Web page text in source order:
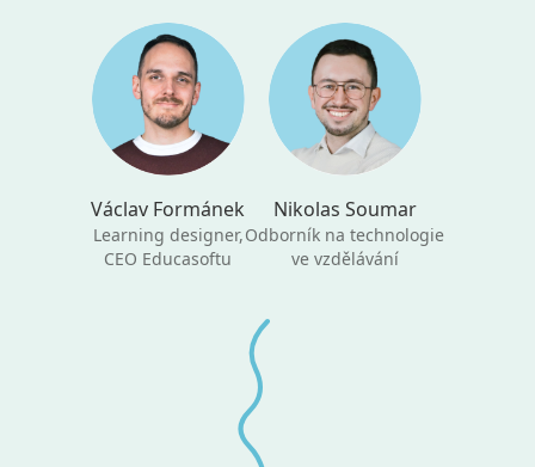
Václav Formánek
Learning designer,
CEO Educasoftu
Nikolas Soumar
Odborník na technologie
ve vzdělávání